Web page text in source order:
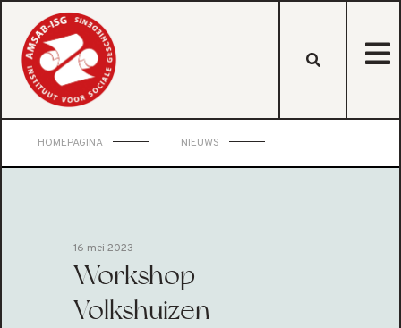
HOMEPAGINA NIEUWS
16 mei 2023
Workshop
Volkshuizen